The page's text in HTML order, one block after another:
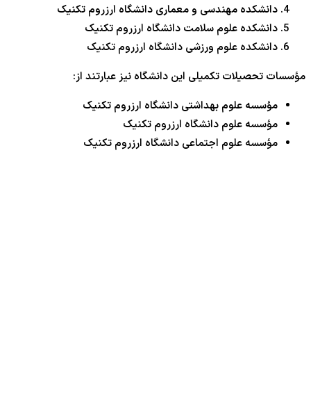
دانشکده مهندسی و معماری دانشگاه ارزروم تکنیک
دانشکده علوم سلامت دانشگاه ارزروم تکنیک
دانشکده علوم ورزشی دانشگاه ارزروم تکنیک
مؤسسات تحصیلات تکمیلی این دانشگاه نیز عبارتند از:
مؤسسه علوم بهداشتی دانشگاه ارزروم تکنیک
مؤسسه علوم دانشگاه ارزروم تکنیک
مؤسسه علوم اجتماعی دانشگاه ارزروم تکنیک